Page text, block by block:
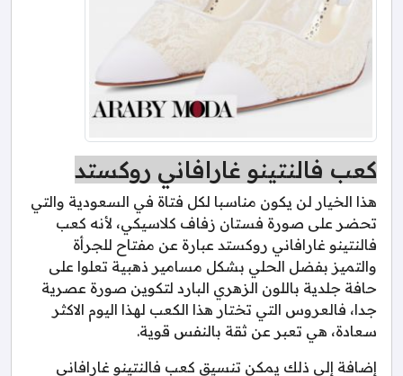
كعب فالنتينو غارافاني روكستد
هذا الخيار لن يكون مناسبا لكل فتاة في السعودية والتي
تحضر على صورة فستان زفاف كلاسيكي، لأنه كعب
فالنتينو غارافاني روكستد عبارة عن مفتاح للجرأة
والتميز بفضل الحلي بشكل مسامير ذهبية تعلوا على
حافة جلدية باللون الزهري البارد لتكوين صورة عصرية
جدا، فالعروس التي تختار هذا الكعب لهذا اليوم الاكثر
سعادة، هي تعبر عن ثقة بالنفس قوية.
إضافة إلى ذلك يمكن تنسيق كعب فالنتينو غارافاني